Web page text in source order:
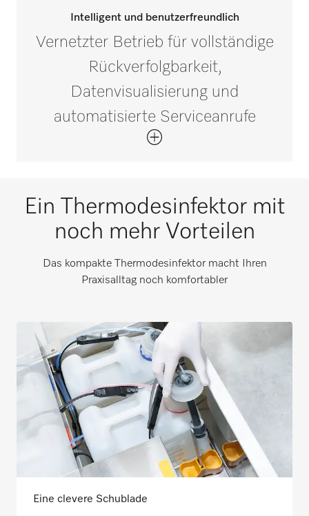
Intelligent und benutzerfreundlich
Vernetzter Betrieb für vollständige
Rückverfolgbarkeit,
Datenvisualisierung und
automatisierte Serviceanrufe
Ein Thermodesinfektor mit
noch mehr Vorteilen
Das kompakte Thermodesinfektor macht Ihren
Praxisalltag noch komfortabler
Eine clevere Schublade